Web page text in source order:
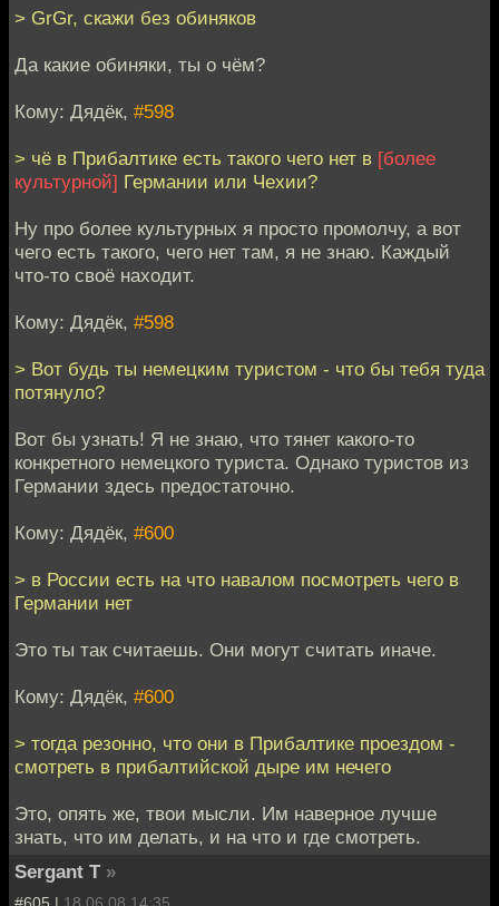
> GrGr, скажи без обиняков
Да какие обиняки, ты о чём?
Кому: Дядёк, #598
> чё в Прибалтике есть такого чего нет в [более
культурной] Германии или Чехии?
Ну про более культурных я просто промолчу, а вот
чего есть такого, чего нет там, я не знаю. Каждый
что-то своё находит.
Кому: Дядёк, #598
> Вот будь ты немецким туристом - что бы тебя туда
потянуло?
Вот бы узнать! Я не знаю, что тянет какого-то
конкретного немецкого туриста. Однако туристов из
Германии здесь предостаточно.
Кому: Дядёк, #600
> в России есть на что навалом посмотреть чего в
Германии нет
Это ты так считаешь. Они могут считать иначе.
Кому: Дядёк, #600
> тогда резонно, что они в Прибалтике проездом -
смотреть в прибалтийской дыре им нечего
Это, опять же, твои мысли. Им наверное лучше
знать, что им делать, и на что и где смотреть.
Sergant T »